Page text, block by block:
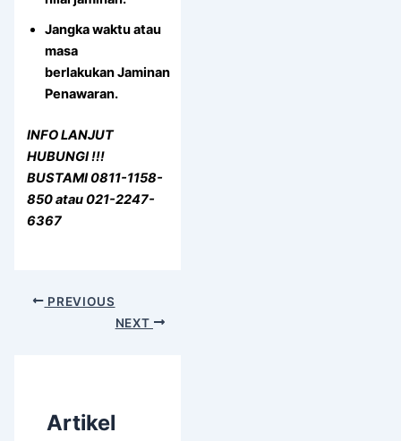
Jangka waktu atau
masa
berlakukan Jaminan
Penawaran.
INFO LANJUT
HUBUNGI !!!
BUSTAMI 0811-1158-
850 atau 021-2247-
6367
PREVIOUS
NEXT
Artikel